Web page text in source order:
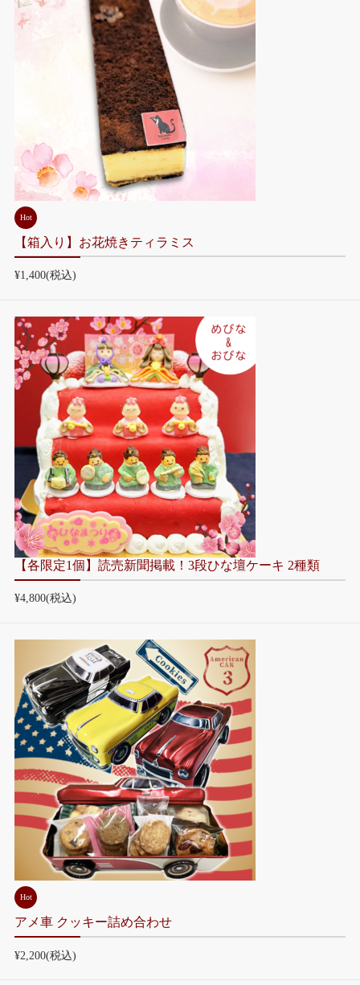
Hot
【箱入り】お花焼きティラミス
¥1,400(税込)
【各限定1個】読売新聞掲載！3段ひな壇ケーキ 2種類
¥4,800(税込)
Hot
アメ車 クッキー詰め合わせ
¥2,200(税込)